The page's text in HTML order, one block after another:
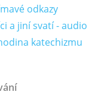
odkazy
a jiní svatí - audio
katechizmu